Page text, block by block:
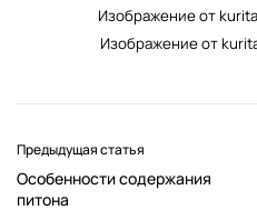
Изображение от
Изображение от
Предыдущая статья
Особенности содержания
питона